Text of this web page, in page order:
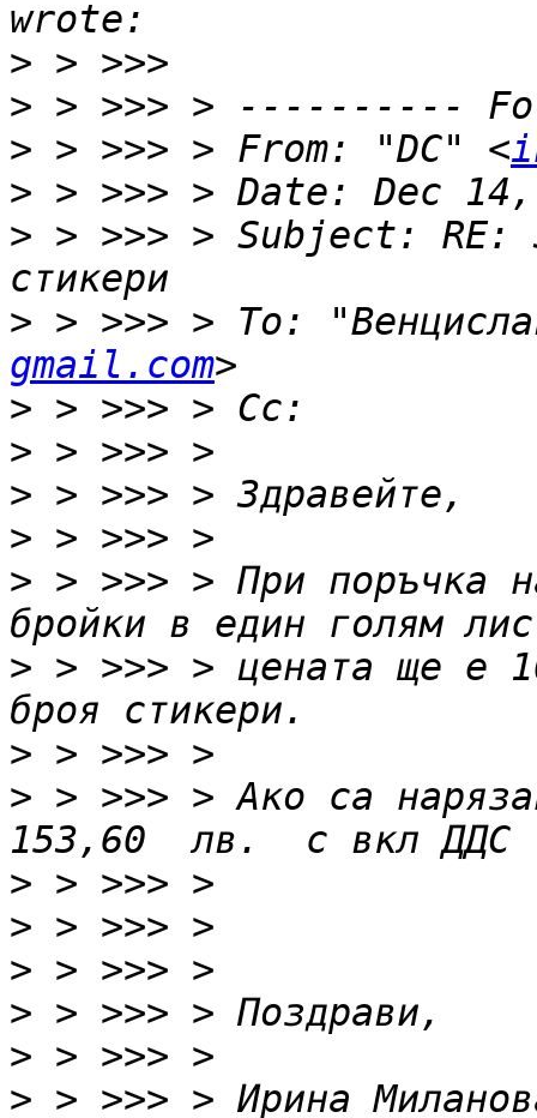
>
>
> > >>> > From: "DC" <
>
> > >>> > Subject: RE:
> > >>> > To:
gmail.com
>
>
>
>
> > >>> > При поръчка
> > >>> > цената ще е
>
> > >>> > Ако са
>
>
>
>
>
>